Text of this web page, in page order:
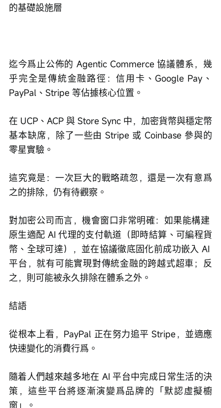
的基礎設施層
迄今爲止公佈的 Agentic Commerce 協議體系，幾
乎完全是傳統金融路徑：信用卡、Google Pay、
PayPal、Stripe 等佔據核心位置。
在 UCP、ACP 與 Store Sync 中，加密貨幣與穩定幣
基本缺席，除了一些由 Stripe 或 Coinbase 參與的
零星實驗。
這究竟是：一次巨大的戰略疏忽，還是一次有意爲
之的排除，仍有待觀察。
對加密公司而言，機會窗口非常明確：如果能構建
原生適配 AI 代理的支付軌道（即時結算、可編程貨
幣、全球可達），並在協議徹底固化前成功嵌入 AI
平台，就有可能實現對傳統金融的跨越式超車；反
之，則可能被永久排除在體系之外。
結語
從根本上看，PayPal 正在努力追平 Stripe，並適應
快速變化的消費行爲。
隨着人們越來越多地在 AI 平台中完成日常生活的決
策，這些平台將逐漸演變爲品牌的「默認虛擬櫥
窗」。